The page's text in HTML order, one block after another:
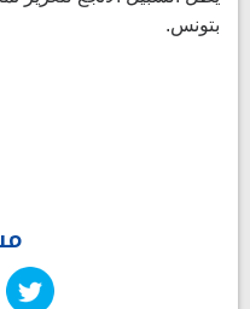
بتونس.